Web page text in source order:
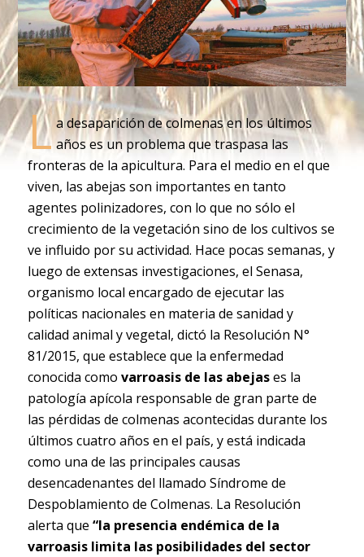
L a desaparición de colmenas en los últimos
años es un problema que traspasa las
fronteras de la apicultura. Para el medio en el que
viven, las abejas son importantes en tanto
agentes polinizadores, con lo que no sólo el
crecimiento de la vegetación sino de los cultivos se
ve influido por su actividad. Hace pocas semanas, y
luego de extensas investigaciones, el Senasa,
organismo local encargado de ejecutar las
políticas nacionales en materia de sanidad y
calidad animal y vegetal, dictó la Resolución N°
81/2015, que establece que la enfermedad
conocida como varroasis de las abejases la
patología apícola responsable de gran parte de
las pérdidas de colmenas acontecidas durante los
últimos cuatro años en el país, y está indicada
como una de las principales causas
desencadenantes del llamado Síndrome de
Despoblamiento de Colmenas. La Resolución
alerta que “la presencia endémica de la
varroasis limita las posibilidades del sector